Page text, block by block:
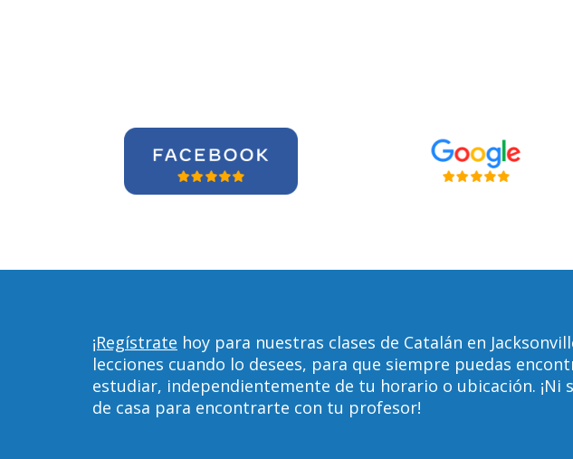
¡Regístrate hoy para nuestras clases de Catalán en
lecciones cuando lo desees, para que siempre puedas
estudiar, independientemente de tu horario o ubicación. ¡Ni
de casa para encontrarte con tu profesor!